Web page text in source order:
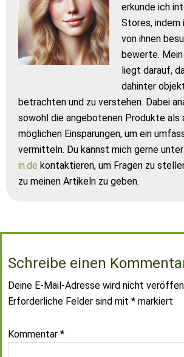
erkunde ich
Stores, indem
von ihnen
bewerte.
liegt darauf,
dahinter
betrachten und zu verstehen. Dabei
sowohl die angebotenen Produkte als
möglichen Einsparungen, um ein
vermitteln. Du kannst mich gerne unter
in.de kontaktieren, um Fragen zu
zu meinen Artikeln zu geben.
Schreibe einen
Deine E-Mail-Adresse wird nicht
Erforderliche Felder sind mit * markiert
Kommentar *